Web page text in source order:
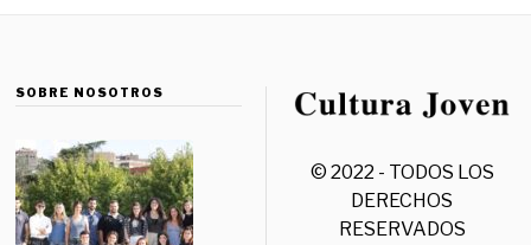
SOBRE NOSOTROS
© 2022 - TODOS LOS
DERECHOS
RESERVADOS